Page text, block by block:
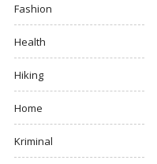
Fashion
Health
Hiking
Home
Kriminal